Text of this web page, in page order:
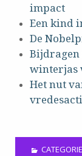
impact
Een kind
De
Bijdragen
winterjas
Het nut